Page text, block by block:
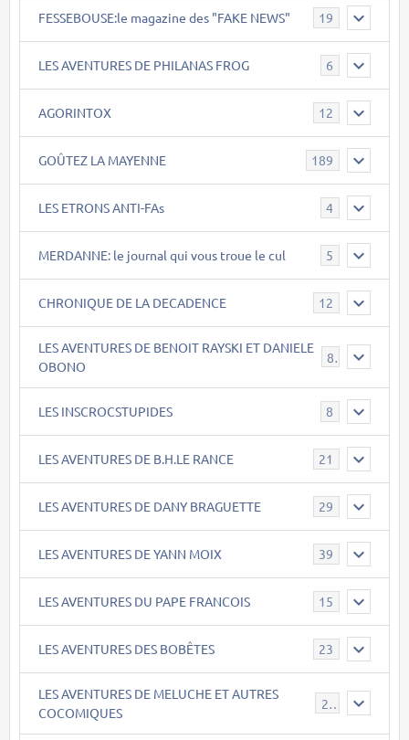
FESSEBOUSE:le magazine des "FAKE NEWS" 19
LES AVENTURES DE PHILANAS FROG 6
AGORINTOX 12
GOÛTEZ LA MAYENNE 189
LES ETRONS ANTI-FAs 4
MERDANNE: le journal qui vous troue le cul 5
CHRONIQUE DE LA DECADENCE 12
LES AVENTURES DE BENOIT RAYSKI ET DANIELE
OBONO
8
LES INSCROCSTUPIDES 8
LES AVENTURES DE B.H.LE RANCE 21
LES AVENTURES DE DANY BRAGUETTE 29
LES AVENTURES DE YANN MOIX 39
LES AVENTURES DU PAPE FRANCOIS 15
LES AVENTURES DES BOBÊTES 23
LES AVENTURES DE MELUCHE ET AUTRES
COCOMIQUES
22